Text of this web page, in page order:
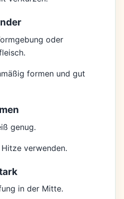
oder
formen und gut
genug.
verwenden.
in der Mitte.